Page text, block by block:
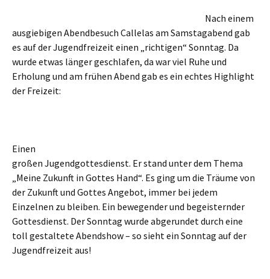
Nach einem
ausgiebigen Abendbesuch Callelas am Samstagabend gab
es auf der Jugendfreizeit einen „richtigen“ Sonntag. Da
wurde etwas länger geschlafen, da war viel Ruhe und
Erholung und am frühen Abend gab es ein echtes Highlight
der Freizeit:
Einen
großen Jugendgottesdienst. Er stand unter dem Thema
„Meine Zukunft in Gottes Hand“. Es ging um die Träume von
der Zukunft und Gottes Angebot, immer bei jedem
Einzelnen zu bleiben. Ein bewegender und begeisternder
Gottesdienst. Der Sonntag wurde abgerundet durch eine
toll gestaltete Abendshow – so sieht ein Sonntag auf der
Jugendfreizeit aus!